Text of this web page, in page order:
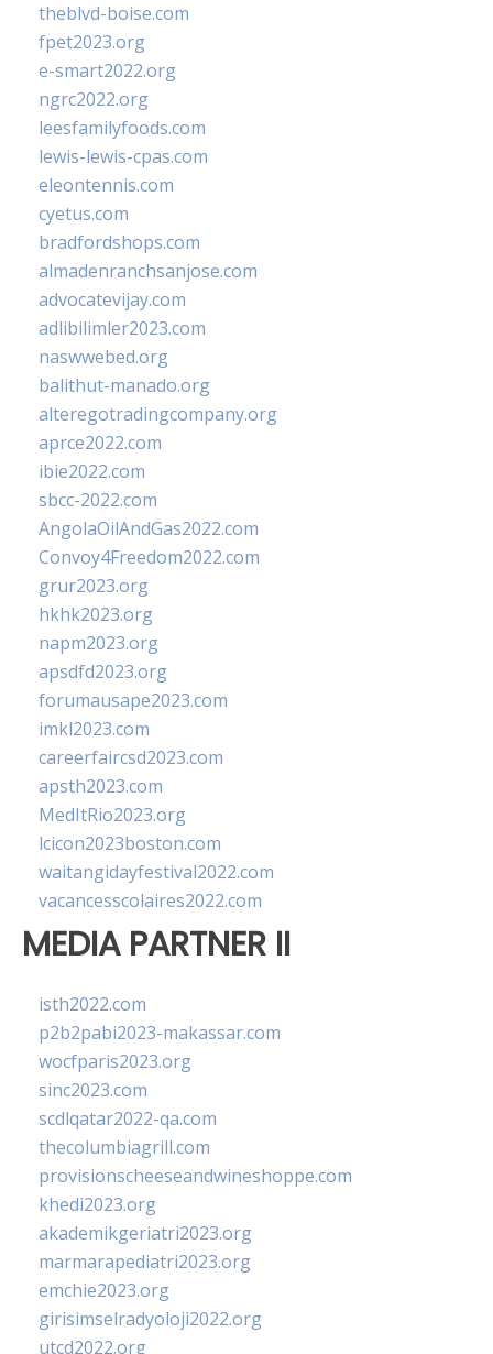
theblvd-boise.com
fpet2023.org
e-smart2022.org
ngrc2022.org
leesfamilyfoods.com
lewis-lewis-cpas.com
eleontennis.com
cyetus.com
bradfordshops.com
almadenranchsanjose.com
advocatevijay.com
adlibilimler2023.com
naswwebed.org
balithut-manado.org
alteregotradingcompany.org
aprce2022.com
ibie2022.com
sbcc-2022.com
AngolaOilAndGas2022.com
Convoy4Freedom2022.com
grur2023.org
hkhk2023.org
napm2023.org
apsdfd2023.org
forumausape2023.com
imkl2023.com
careerfaircsd2023.com
apsth2023.com
MedItRio2023.org
lcicon2023boston.com
waitangidayfestival2022.com
vacancesscolaires2022.com
MEDIA PARTNER II
isth2022.com
p2b2pabi2023-makassar.com
wocfparis2023.org
sinc2023.com
scdlqatar2022-qa.com
thecolumbiagrill.com
provisionscheeseandwineshoppe.com
khedi2023.org
akademikgeriatri2023.org
marmarapediatri2023.org
emchie2023.org
girisimselradyoloji2022.org
utcd2022.org